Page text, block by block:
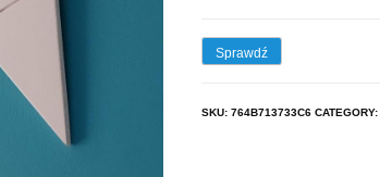
Sprawdź
SKU: 764B713733C6 CATEGORY: